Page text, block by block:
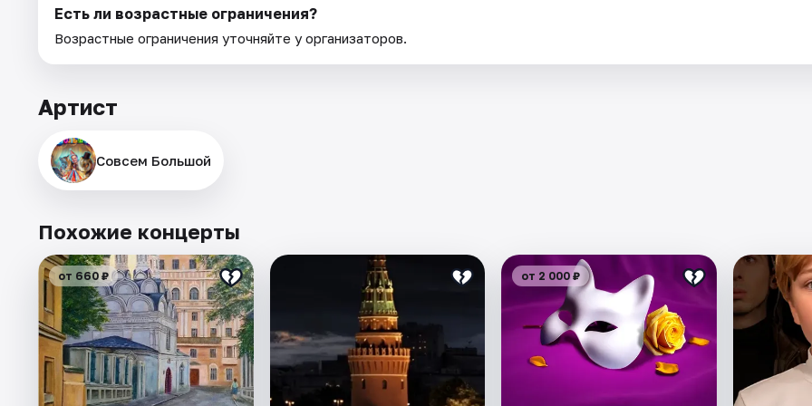
Есть ли возрастные ограничения?
Возрастные ограничения уточняйте у организаторов.
Артист
Совсем Большой
Похожие концерты
от 660 ₽ от 2 000 ₽